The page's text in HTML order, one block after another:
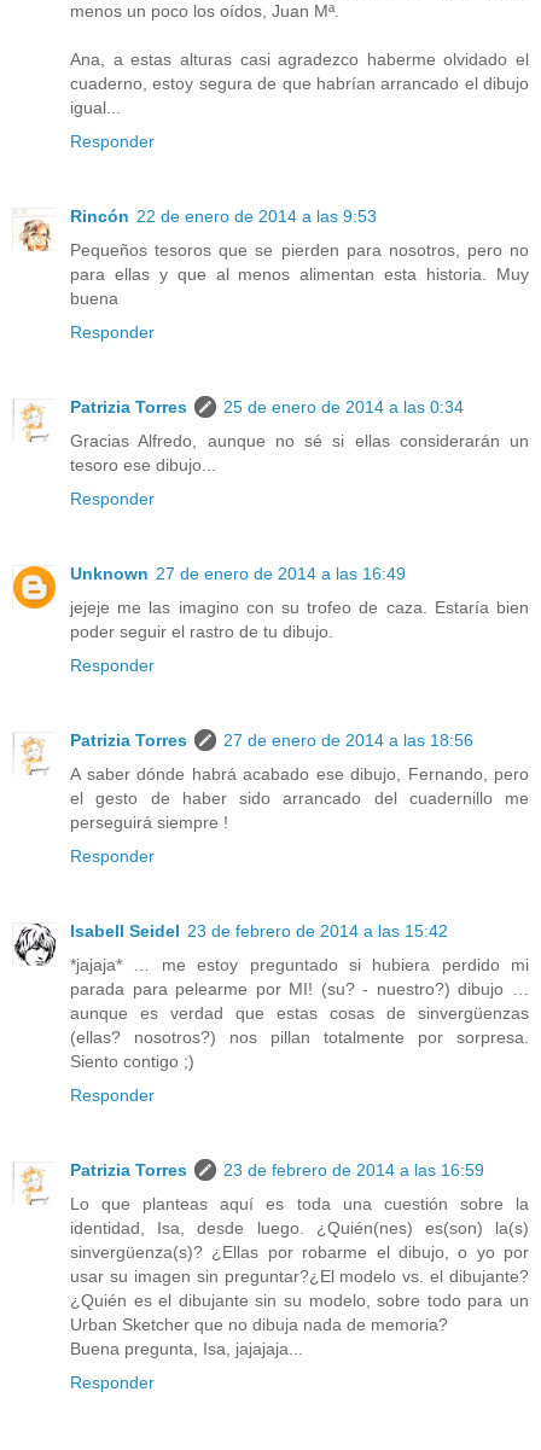
menos un poco los oídos, Juan Mª.
Ana, a estas alturas casi agradezco haberme olvidado el
cuaderno, estoy segura de que habrían arrancado el dibujo
igual...
Responder
Rincón 22 de enero de 2014 a las 9:53
Pequeños tesoros que se pierden para nosotros, pero no
para ellas y que al menos alimentan esta historia. Muy
buena
Responder
Patrizia Torres
25 de enero de 2014 a las 0:34
Gracias Alfredo, aunque no sé si ellas considerarán un
tesoro ese dibujo...
Responder
Unknown 27 de enero de 2014 a las 16:49
jejeje me las imagino con su trofeo de caza. Estaría bien
poder seguir el rastro de tu dibujo.
Responder
Patrizia Torres
27 de enero de 2014 a las 18:56
A saber dónde habrá acabado ese dibujo, Fernando, pero
el gesto de haber sido arrancado del cuadernillo me
perseguirá siempre !
Responder
Isabell Seidel 23 de febrero de 2014 a las 15:42
*jajaja* … me estoy preguntado si hubiera perdido mi
parada para pelearme por MI! (su? - nuestro?) dibujo …
aunque es verdad que estas cosas de sinvergüenzas
(ellas? nosotros?) nos pillan totalmente por sorpresa.
Siento contigo ;)
Responder
Patrizia Torres
23 de febrero de 2014 a las 16:59
Lo que planteas aquí es toda una cuestión sobre la
identidad, Isa, desde luego. ¿Quién(nes) es(son) la(s)
sinvergüenza(s)? ¿Ellas por robarme el dibujo, o yo por
usar su imagen sin preguntar?¿El modelo vs. el dibujante?
¿Quién es el dibujante sin su modelo, sobre todo para un
Urban Sketcher que no dibuja nada de memoria?
Buena pregunta, Isa, jajajaja...
Responder